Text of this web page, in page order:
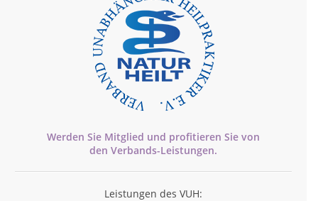
Werden Sie Mitglied und profitieren Sie von
den Verbands-Leistungen.
Leistungen des VUH: